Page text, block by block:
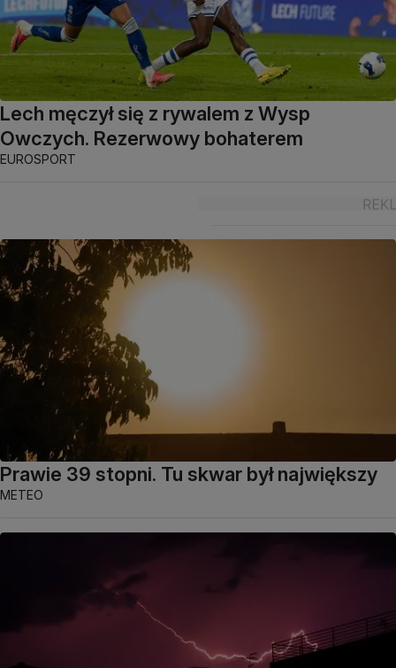
Lech męczył się z rywalem z Wysp
Owczych. Rezerwowy bohaterem
EUROSPORT
Prawie 39 stopni. Tu skwar był największy
METEO